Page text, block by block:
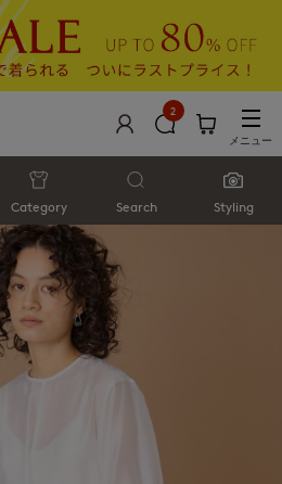
2
メニュー
Category Search Styling